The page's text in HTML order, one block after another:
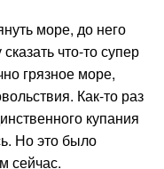
море, до него
что-то супер
грязное море,
Как-то раз
купания
Но это было
сейчас.